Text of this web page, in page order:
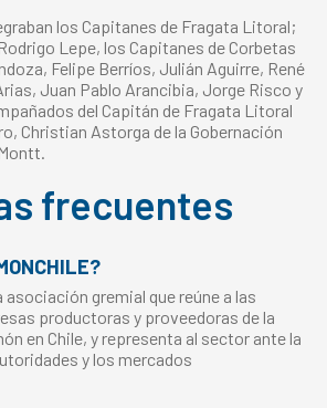
los Capitanes de Fragata Litoral;
Lepe, los Capitanes de Corbetas
Felipe Berríos, Julián Aguirre, René
Juan Pablo Arancibia, Jorge Risco y
del Capitán de Fragata Litoral
Christian Astorga de la Gobernación
frecuentes
asociación gremial que reúne a las
productoras y proveedoras de la
en Chile, y representa al sector ante la
y los mercados